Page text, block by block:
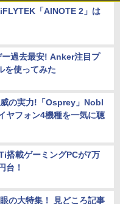
「AINOTE 2」は
過去最安! Anker注目プ
を使ってみた
の実力!「Osprey」Nobl
ヤフォン4機種を一気に聴
搭載ゲーミングPCが7万
台！
の大特集！ 見どころ記事